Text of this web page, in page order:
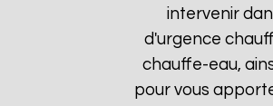
intervenir
d'urgence
chauffe-eau,
pour vous